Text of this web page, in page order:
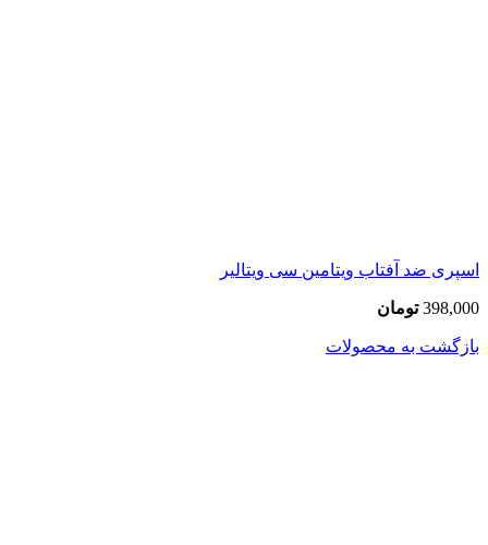
اسپری ضد آفتاب ویتامین سی ویتالیر
398,000 تومان
بازگشت به محصولات